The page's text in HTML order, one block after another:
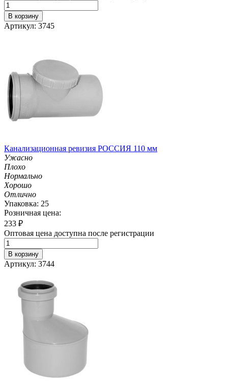
В корзину
Артикул: 3745
Канализационная ревизия РОССИЯ 110 мм
Ужасно
Плохо
Нормально
Хорошо
Отлично
Упаковка: 25
Розничная цена:
233 ₽
Оптовая цена доступна после регистрации
В корзину
Артикул: 3744